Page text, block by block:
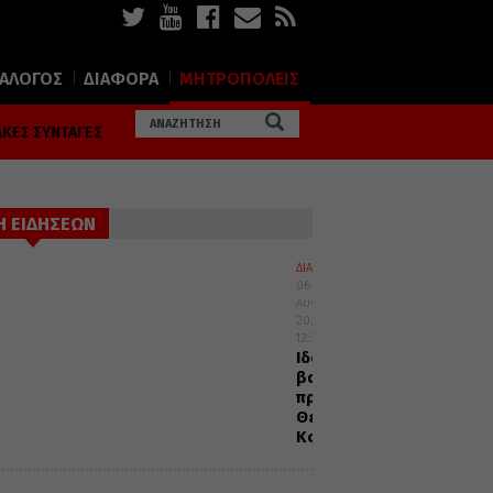
ΔΙΑΦΟΡΑ ΜΗΤΡΟΠΟΛΕΙΣ
ΣΥΝΤΑΓΕΣ
ΕΙΔΗΣΕΩΝ
ΔΙΑΛΟΓΟΣ
06
Αυγούστου
2026
12:32
Ιδού
βαδίζω
προς
Θεία
Κοινωνία